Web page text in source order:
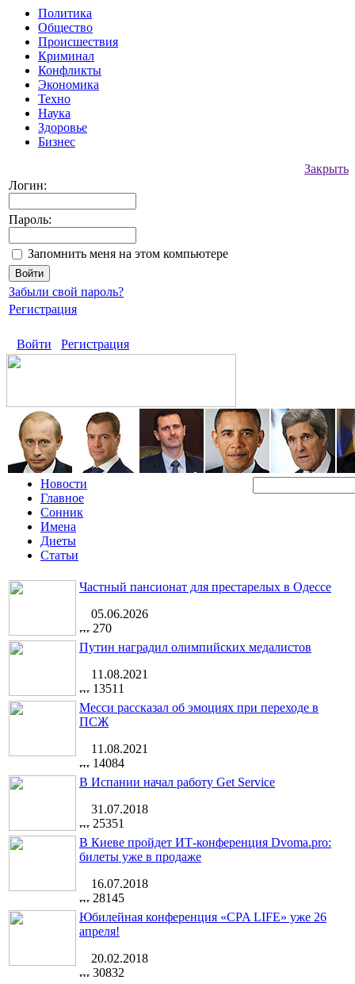
Политика
Общество
Происшествия
Криминал
Конфликты
Экономика
Техно
Наука
Здоровье
Бизнес
Закрыть
Логин:
Пароль:
Запомнить меня на этом компьютере
Забыли свой пароль?
Регистрация
Войти Регистрация
Новости
Главное
Сонник
Имена
Диеты
Статьи
Частный пансионат для престарелых в Одессе
05.06.2026
270
Путин наградил олимпийских медалистов
11.08.2021
13511
Месси рассказал об эмоциях при переходе в
ПСЖ
11.08.2021
14084
В Испании начал работу Get Service
31.07.2018
25351
В Киеве пройдет ИТ-конференция Dvoma.pro:
билеты уже в продаже
16.07.2018
28145
Юбилейная конференция «CPA LIFE» уже 26
апреля!
20.02.2018
30832